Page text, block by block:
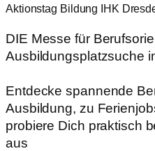
Aktionstag Bildung IHK
DIE Messe für
Ausbildungsplatzsuche
Entdecke spannende
Ausbildung, zu
probiere Dich praktisch
aus